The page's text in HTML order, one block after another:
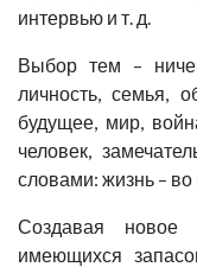
интервью и т. д.
Выбор тем –
личность, семья,
будущее, мир,
человек,
словами: жизнь –
Создавая новое
имеющихся